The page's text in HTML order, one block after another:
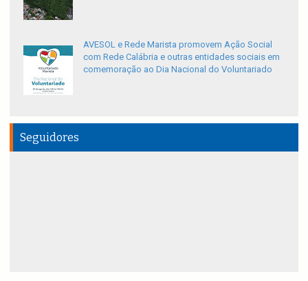
AVESOL e Rede Marista promovem Ação Social
com Rede Calábria e outras entidades sociais em
comemoração ao Dia Nacional do Voluntariado
Seguidores